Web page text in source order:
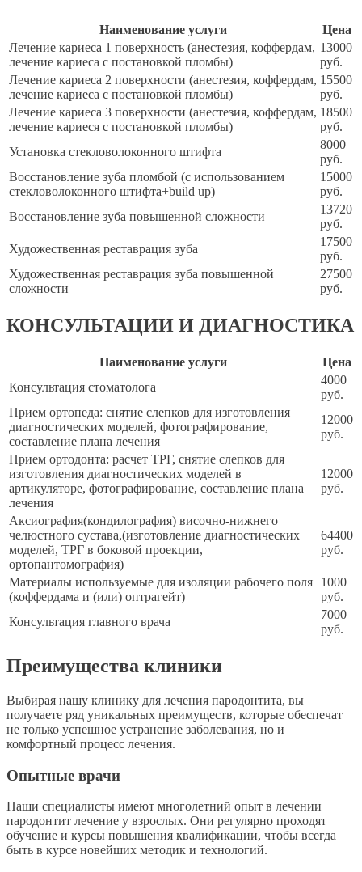
Наименование услуги
Цена
Лечение кариеса 1 поверхность (анестезия, коффердам,
лечение кариеса с постановкой пломбы)
13000
руб.
Лечение кариеса 2 поверхности (анестезия, коффердам,
лечение кариеса с постановкой пломбы)
15500
руб.
Лечение кариеса 3 поверхности (анестезия, коффердам,
лечение кариеся с постановкой пломбы)
18500
руб.
Установка стекловолоконного штифта
8000
руб.
Восстановление зуба пломбой (с использованием
стекловолоконного штифта+build up)
15000
руб.
Восстановление зуба повышенной сложности
13720
руб.
Художественная реставрация зуба
17500
руб.
Художественная реставрация зуба повышенной
сложности
27500
руб.
КОНСУЛЬТАЦИИ И ДИАГНОСТИКА
Наименование услуги
Цена
Консультация стоматолога
4000
руб.
Прием ортопеда: снятие слепков для изготовления
диагностических моделей, фотографирование,
составление плана лечения
12000
руб.
Прием ортодонта: расчет ТРГ, снятие слепков для
изготовления диагностических моделей в
артикуляторе, фотографирование, составление плана
лечения
12000
руб.
Аксиография(кондилография) височно-нижнего
челюстного сустава,(изготовление диагностических
моделей, ТРГ в боковой проекции,
ортопантомография)
64400
руб.
Материалы используемые для изоляции рабочего поля
(коффердама и (или) оптрагейт)
1000
руб.
Консультация главного врача
7000
руб.
Преимущества клиники
Выбирая нашу клинику для лечения пародонтита, вы
получаете ряд уникальных преимуществ, которые обеспечат
не только успешное устранение заболевания, но и
комфортный процесс лечения.
Опытные врачи
Наши специалисты имеют многолетний опыт в лечении
пародонтит лечение у взрослых. Они регулярно проходят
обучение и курсы повышения квалификации, чтобы всегда
быть в курсе новейших методик и технологий.